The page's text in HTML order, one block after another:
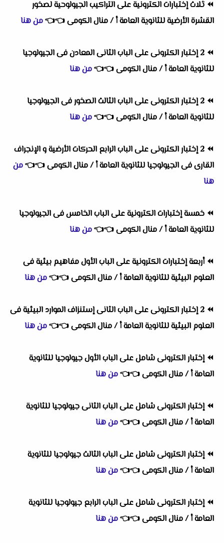
⏪ ثلاث إختبارات الكترونية على التراكيب الجيولوحية لصخور
القشرة الأرضية للثانوية العامة أ / منال الكومى👈
👈من هنا
⏪
2 إختبار الكترونى على الباب الثانى المعادن فى الجيولوجيا
للثانوية العامة أ / منال الكومى👈
👈من هنا
⏪
2 إختبار الكترونى على الباب الثالث الصخور فى الجيولوجيا
للثانوية العامة أ / منال الكومى👈
👈من هنا
⏪
2 إختبار الكترونى على الباب الرابع الحركات الأرضية و الإنجراف
القارى فى الجيولوجيا للثانوية العامة أ / منال الكومى👈
👈من
هنا
⏪ خمسة إختبارات الكترونية على الباب الخامس فى الجيولوجيا
للثانوية العامة أ / منال الكومى👈
👈من هنا
⏪أربعة إختبارات الكترونية على الباب الأول مفاهيم بيئية فى
العلوم البيئية للثانوية العامة أ / منال الكومى👈
👈من هنا
⏪
2 إختبار الكترونى على الباب الثانى إستنزاف الموارد البيئية فى
العلوم البيئية للثانوية العامة أ / منال الكومى👈
👈من هنا
⏪إختبار الكترونى شامل على الباب الأول جيولوجيا للثانوية
العامة أ / منال الكومى👈
👈من هنا
⏪إختبار الكترونى شامل على الباب الثانى جيولوجيا للثانوية
العامة أ / منال الكومى👈
👈من هنا
⏪إختبار الكترونى شامل على الباب الثالث جيولوجيا للثانوية
العامة أ / منال الكومى👈
👈من هنا
⏪إختبار الكترونى شامل على الباب الرابع جيولوجيا للثانوية
العامة أ / منال الكومى👈
👈من هنا